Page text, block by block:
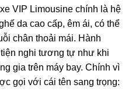
VIP Limousine chính là hệ
da cao cấp, êm ái, có thể
chân thoải mái. Hành
nghi tương tự như khi
gia trên máy bay. Chính vì
gọi với cái tên sang trọng: